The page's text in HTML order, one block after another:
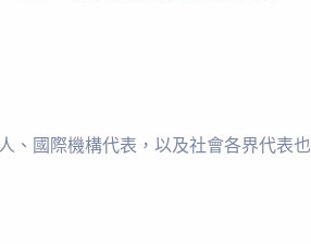
、國際機構代表，以及社會各界代表也